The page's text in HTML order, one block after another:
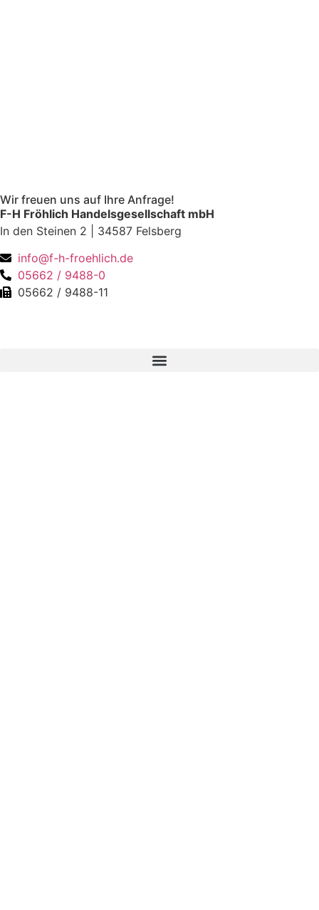
Wir freuen uns auf Ihre Anfrage!
F-H Fröhlich Handelsgesellschaft mbH
In den Steinen 2 | 34587 Felsberg
info@f-h-froehlich.de
05662 / 9488-0
05662 / 9488-11